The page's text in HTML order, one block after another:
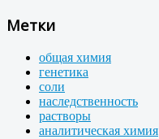
Метки
общая химия
генетика
соли
наследственность
растворы
аналитическая химия